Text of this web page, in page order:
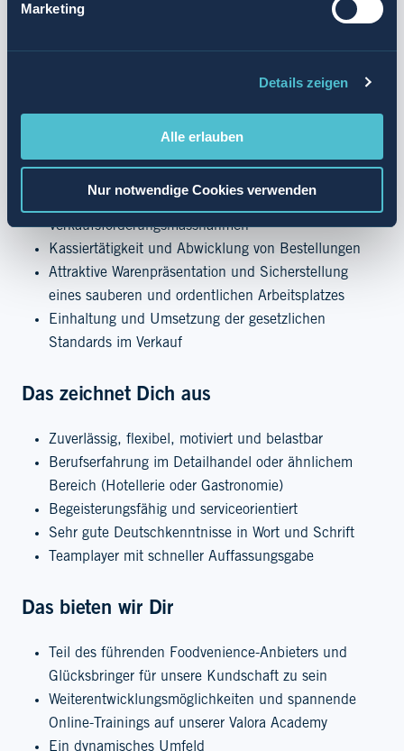
Marketing
Details zeigen
Alle erlauben
Nur notwendige Cookies verwenden
perfekte Gelegenheit für Dich. Für unseren k kiosk in
Dafür bist du verantwortlich
Freundliche und professionelle Beratung und Verkauf
Warenbewirtschaftung und Umsetzung der
Verkaufsförderungsmassnahmen
Kassiertätigkeit und Abwicklung von Bestellungen
Attraktive Warenpräsentation und Sicherstellung
eines sauberen und ordentlichen Arbeitsplatzes
Einhaltung und Umsetzung der gesetzlichen
Standards im Verkauf
Das zeichnet Dich aus
Zuverlässig, flexibel, motiviert und belastbar
Berufserfahrung im Detailhandel oder ähnlichem
Bereich (Hotellerie oder Gastronomie)
Begeisterungsfähig und serviceorientiert
Sehr gute Deutschkenntnisse in Wort und Schrift
Teamplayer mit schneller Auffassungsgabe
Das bieten wir Dir
Teil des führenden Foodvenience-Anbieters und
Glücksbringer für unsere Kundschaft zu sein
Weiterentwicklungsmöglichkeiten und spannende
Online-Trainings auf unserer Valora Academy
Ein dynamisches Umfeld